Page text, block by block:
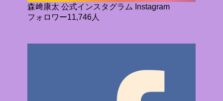
森﨑康太 公式インスタグラム Instagram
フォロワー11,746人